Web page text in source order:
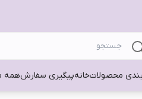
محصولاتخانهپیگیری سفارشهمه